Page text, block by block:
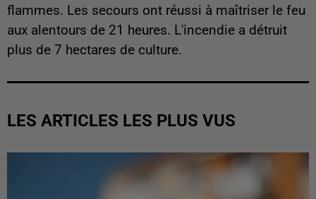
flammes. Les secours ont réussi à maîtriser le feu
aux alentours de 21 heures. L'incendie a détruit
plus de 7 hectares de culture.
LES ARTICLES LES PLUS VUS